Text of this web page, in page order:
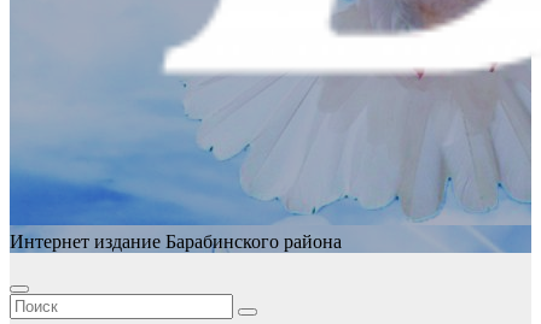
Интернет издание Барабинского района